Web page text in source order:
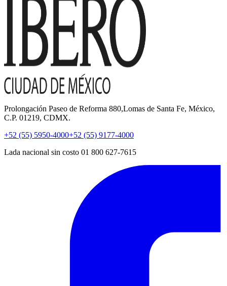
Prolongación Paseo de Reforma 880,Lomas de Santa Fe, México,
C.P. 01219, CDMX.
+52 (55) 5950-4000+52 (55) 9177-4000
Lada nacional sin costo 01 800 627-7615